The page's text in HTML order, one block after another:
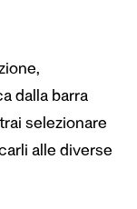
dalla barra
selezionare
alle diverse